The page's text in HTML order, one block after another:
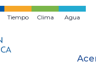
Tiempo Clima Agua